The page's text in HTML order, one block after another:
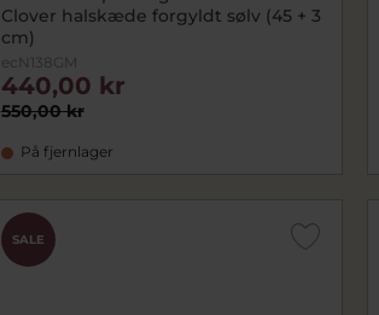
Clover halskæde forgyldt sølv (45 + 3
cm)
ecN138GM
550,00 kr
440,00 kr
På fjernlager
SALE